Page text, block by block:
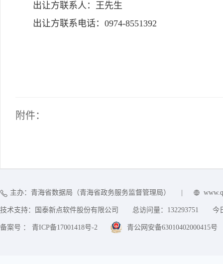
出让方联系人： 王先生
出让方联系电话： 0974-8551392
附件：
主办：青海省数据局（青海省政务服务监督管理局）
技术支持：国泰新点软件股份有限公司 总访问量： 132293751 今
备案号 ： 青ICP备17001418号-2 青公网安备63010402000415号